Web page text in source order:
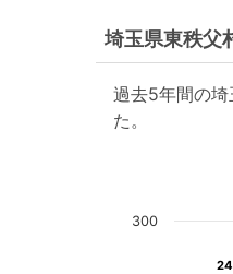
埼玉県東秩父
過去5年間の
た。
300